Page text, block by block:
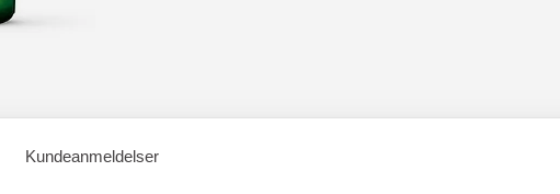
Kundeanmeldelser